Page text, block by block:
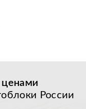
ценами
России